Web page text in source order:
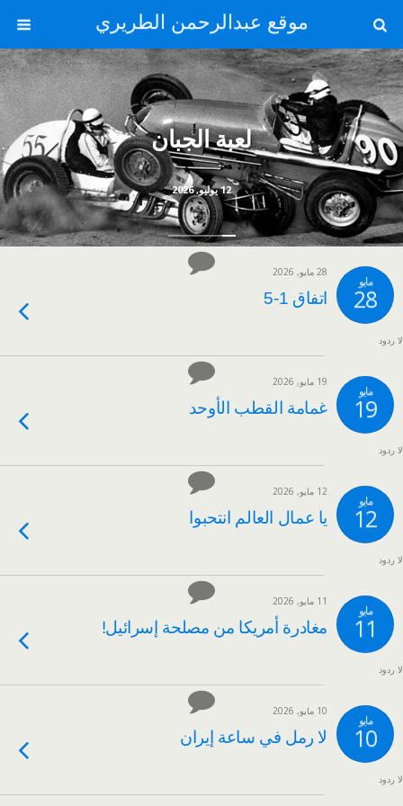
موقع عبدالرحمن الطريري
12 يوليو, 2026
لعبة الجبان
مايو
28
28 مايو, 2026
اتفاق 1-5
لا ردود
مايو
19
19 مايو, 2026
غمامة القطب الأوحد
لا ردود
مايو
12
12 مايو, 2026
يا عمال العالم انتحبوا
لا ردود
مايو
11
11 مايو, 2026
مغادرة أمريكا من مصلحة إسرائيل!
لا ردود
مايو
10
10 مايو, 2026
لا رمل في ساعة إيران
لا ردود